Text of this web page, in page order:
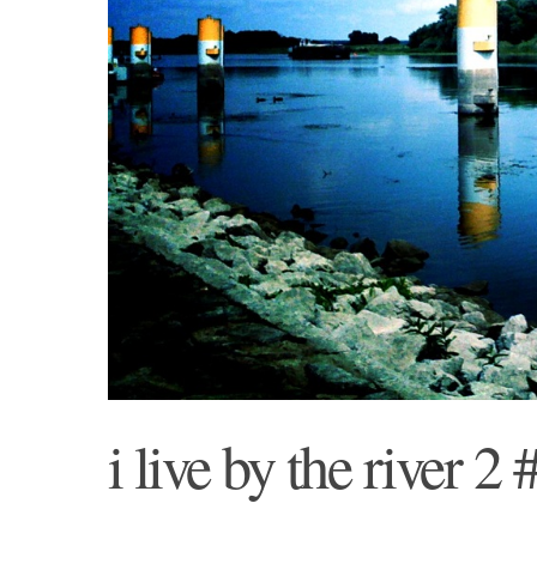
i live by the river 2